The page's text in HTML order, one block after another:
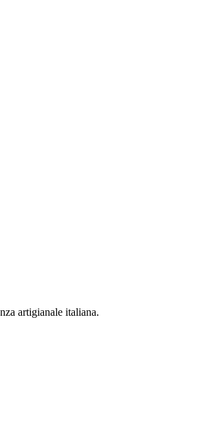
artigianale italiana.